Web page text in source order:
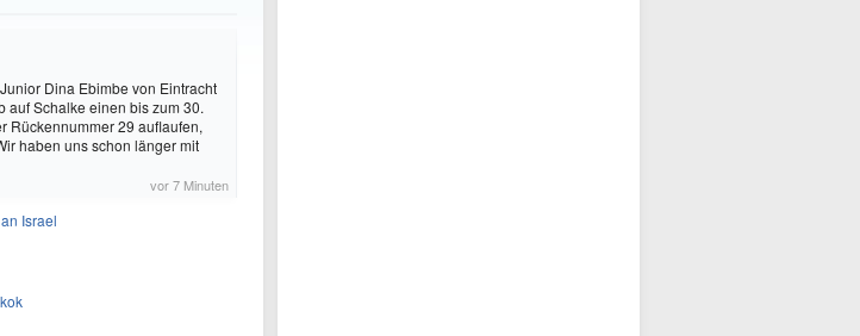
Dina Ebimbe von Eintracht
auf Schalke einen bis zum 30.
Rückennummer 29 auflaufen,
haben uns schon länger mit
vor 7 Minuten
Israel